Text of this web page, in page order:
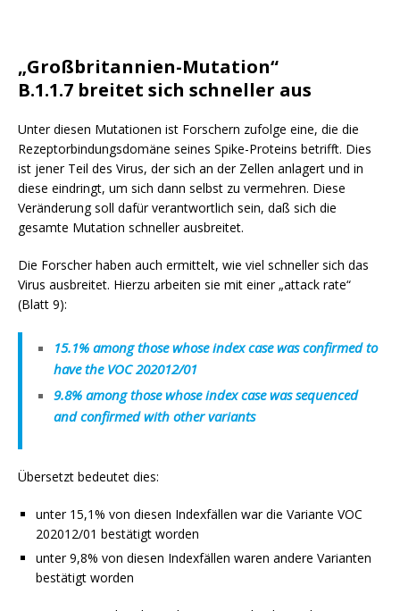
„Großbritannien-Mutation“
B.1.1.7 breitet sich schneller aus
Unter diesen Mutationen ist Forschern zufolge eine, die die
Rezeptorbindungsdomäne seines Spike-Proteins betrifft. Dies
ist jener Teil des Virus, der sich an der Zellen anlagert und in
diese eindringt, um sich dann selbst zu vermehren. Diese
Veränderung soll dafür verantwortlich sein, daß sich die
gesamte Mutation schneller ausbreitet.
Die Forscher haben auch ermittelt, wie viel schneller sich das
Virus ausbreitet. Hierzu arbeiten sie mit einer „attack rate“
(Blatt 9):
15.1% among those whose index case was confirmed to
have the VOC 202012/01
9.8% among those whose index case was sequenced
and confirmed with other variants
Übersetzt bedeutet dies:
unter 15,1% von diesen Indexfällen war die Variante VOC
202012/01 bestätigt worden
unter 9,8% von diesen Indexfällen waren andere Varianten
bestätigt worden